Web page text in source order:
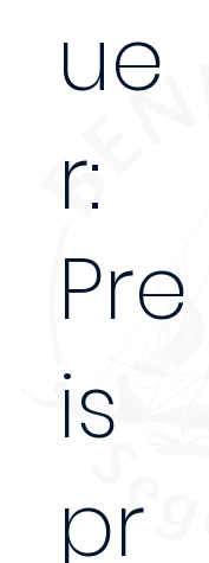
ue
r:
Pre
is
pr